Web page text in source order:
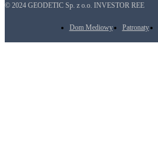
© 2024 GEODETIC Sp. z o.o. INVESTOR REE
Dom Mediowy Patronaty